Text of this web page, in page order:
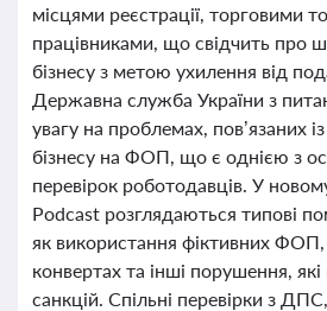
місцями реєстрації, торговими
працівниками, що свідчить про
бізнесу з метою ухилення від
Державна служба України з
увагу на проблемах, пов’язаних
бізнесу на ФОП, що є однією з
перевірок роботодавців. У
Podcast розглядаються типові
як використання фіктивних ФОП,
конвертах та інші порушення,
санкцій. Спільні перевірки з